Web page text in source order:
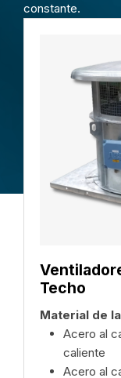
constante.
Techo
Material de
Acero al
caliente
Acero al